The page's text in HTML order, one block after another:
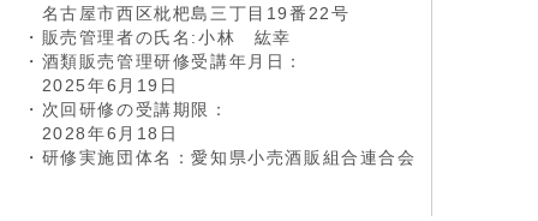
名古屋市西区枇杷島三丁目19番22号
・販売管理者の氏名:小林 紘幸
・酒類販売管理研修受講年月日：
2025年6月19日
・次回研修の受講期限：
2028年6月18日
・研修実施団体名：愛知県小売酒販組合連合会